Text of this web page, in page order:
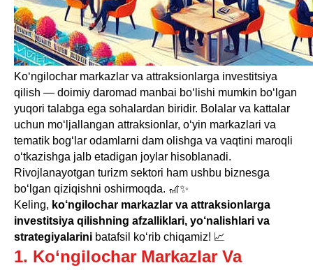
Ko‘ngilochar markazlar va attraksionlarga investitsiya
qilish — doimiy daromad manbai bo‘lishi mumkin bo‘lgan
yuqori talabga ega sohalardan biridir. Bolalar va kattalar
uchun mo‘ljallangan attraksionlar, o‘yin markazlari va
tematik bog‘lar odamlarni dam olishga va vaqtini maroqli
o‘tkazishga jalb etadigan joylar hisoblanadi.
Rivojlanayotgan turizm sektori ham ushbu biznesga
bo‘lgan qiziqishni oshirmoqda. 🎢✨
Keling, ko‘ngilochar markazlar va attraksionlarga
investitsiya qilishning afzalliklari, yo‘nalishlari va
strategiyalarini batafsil ko‘rib chiqamiz! 📈
1. Ko‘ngilochar Markazlar Va